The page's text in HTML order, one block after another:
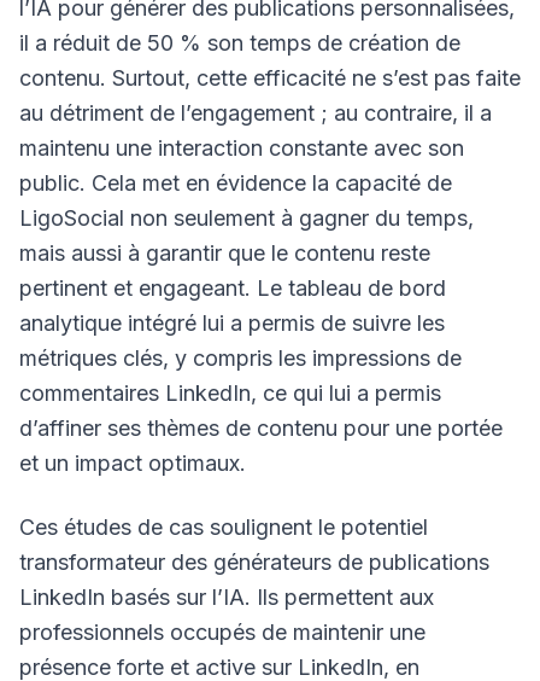
l’IA pour générer des publications personnalisées,
il a réduit de 50 % son temps de création de
contenu. Surtout, cette efficacité ne s’est pas faite
au détriment de l’engagement ; au contraire, il a
maintenu une interaction constante avec son
public. Cela met en évidence la capacité de
LigoSocial non seulement à gagner du temps,
mais aussi à garantir que le contenu reste
pertinent et engageant. Le tableau de bord
analytique intégré lui a permis de suivre les
métriques clés, y compris les impressions de
commentaires LinkedIn, ce qui lui a permis
d’affiner ses thèmes de contenu pour une portée
et un impact optimaux.
Ces études de cas soulignent le potentiel
transformateur des générateurs de publications
LinkedIn basés sur l’IA. Ils permettent aux
professionnels occupés de maintenir une
présence forte et active sur LinkedIn, en